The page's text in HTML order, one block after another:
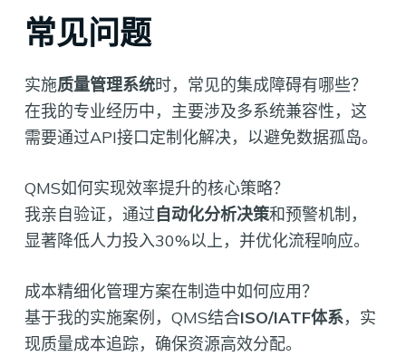
常见问题
实施质量管理系统时，常见的集成障碍有哪些？
在我的专业经历中，主要涉及多系统兼容性，这
需要通过API接口定制化解决，以避免数据孤岛。
QMS如何实现效率提升的核心策略？
我亲自验证，通过自动化分析决策和预警机制，
显著降低人力投入30%以上，并优化流程响应。
成本精细化管理方案在制造中如何应用？
基于我的实施案例，QMS结合ISO/IATF体系，实
现质量成本追踪，确保资源高效分配。